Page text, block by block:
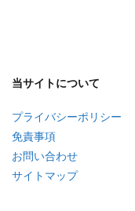
当サイトについて
プライバシーポリシー
免責事項
お問い合わせ
サイトマップ